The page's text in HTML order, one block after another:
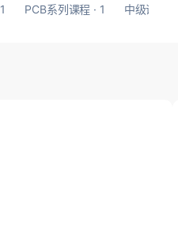
PCB系列课程 · 1 中级课程 · 2